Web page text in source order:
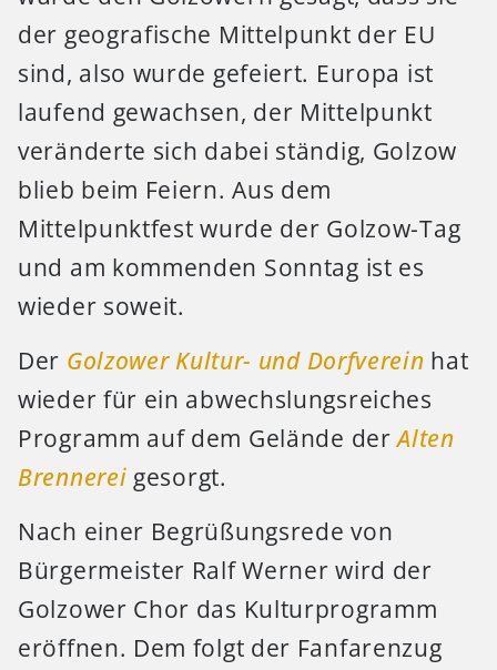
der geografische Mittelpunkt der EU
sind, also wurde gefeiert. Europa ist
laufend gewachsen, der Mittelpunkt
veränderte sich dabei ständig, Golzow
blieb beim Feiern. Aus dem
Mittelpunktfest wurde der Golzow-Tag
und am kommenden Sonntag ist es
wieder soweit.
Der Golzower Kultur- und Dorfverein hat
wieder für ein abwechslungsreiches
Programm auf dem Gelände derAlten
Brennerei gesorgt.
Nach einer Begrüßungsrede von
Bürgermeister Ralf Werner wird der
Golzower Chor das Kulturprogramm
eröffnen. Dem folgt der Fanfarenzug